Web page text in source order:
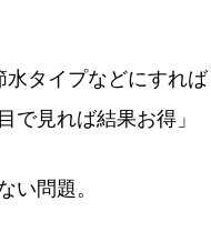
水タイプなどにすれば
見れば結果お得」
問題。